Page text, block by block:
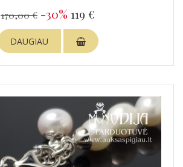
170,00 € -30% 119 €
DAUGIAU